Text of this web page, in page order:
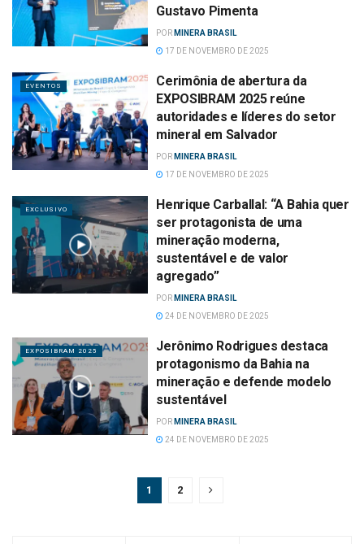
Gustavo Pimenta
POR MINERA BRASIL
17 DE NOVEMBRO DE 2025
EVENTOS
Cerimônia de abertura da
EXPOSIBRAM 2025 reúne
autoridades e líderes do setor
mineral em Salvador
POR MINERA BRASIL
17 DE NOVEMBRO DE 2025
EXCLUSIVO
Henrique Carballal: “A Bahia quer
ser protagonista de uma
mineração moderna,
sustentável e de valor
agregado”
POR MINERA BRASIL
24 DE NOVEMBRO DE 2025
EXPOSIBRAM 2025
Jerônimo Rodrigues destaca
protagonismo da Bahia na
mineração e defende modelo
sustentável
POR MINERA BRASIL
24 DE NOVEMBRO DE 2025
1 2